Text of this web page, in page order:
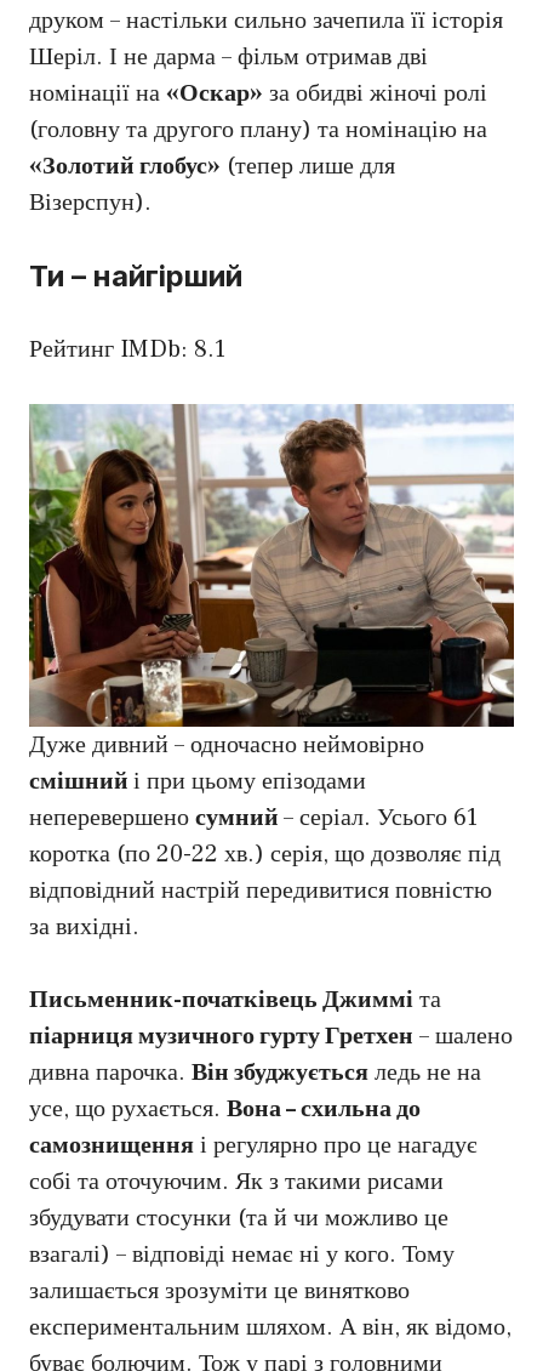
друком – настільки сильно зачепила її історія
Шеріл. І не дарма – фільм отримав дві
номінації на«Оскар» за обидві жіночі ролі
(головну та другого плану) та номінацію на
«Золотий глобус» (тепер лише для
Візерспун).
Ти – найгірший
Рейтинг IMDb: 8.1
Дуже дивний – одночасно неймовірно
смішнийі при цьому епізодами
неперевершеносумний– серіал. Усього 61
коротка (по 20-22 хв.) серія, що дозволяє під
відповідний настрій передивитися повністю
за вихідні.
Письменник-початківець Джимміта
піарниця музичного гурту Гретхен – шалено
дивна парочка. Він збуджуєтьсяледь не на
усе, що рухається. Вона – схильна до
самознищенняі регулярно про це нагадує
собі та оточуючим. Як з такими рисами
збудувати стосунки (та й чи можливо це
взагалі) – відповіді немає ні у кого. Тому
залишається зрозуміти це винятково
експериментальним шляхом. А він, як відомо,
буває болючим. Тож у парі з головними